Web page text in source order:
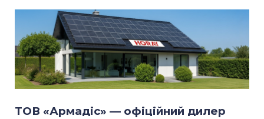
ТОВ «Армадіс» — офіційний дилер